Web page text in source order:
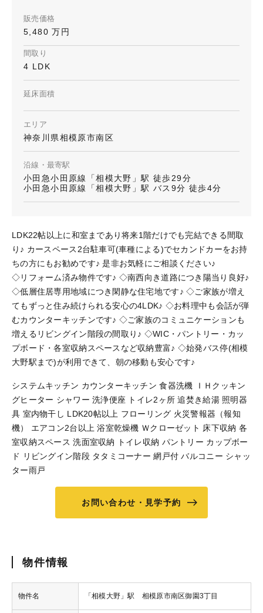
販売価格
5,480 万円
間取り
4 LDK
延床面積
エリア
神奈川県相模原市南区
沿線・最寄駅
小田急小田原線「相模大野」駅 徒歩29分
小田急小田原線「相模大野」駅 バス9分 徒歩4分
LDK22帖以上に和室まであり将来1階だけでも完結できる間取
り♪ カースペース2台駐車可(車種による)でセカンドカーをお持
ちの方にもお勧めです♪ 是非お気軽にご相談ください♪
◇リフォーム済み物件です♪ ◇南西向き道路につき陽当り良好♪
◇低層住居専用地域につき閑静な住宅地です♪ ◇ご家族が増え
てもずっと住み続けられる安心の4LDK♪ ◇お料理中も会話が弾
むカウンターキッチンです♪ ◇ご家族のコミュニケーションも
増えるリビングイン階段の間取り♪ ◇WIC・パントリー・カッ
プボード・各室収納スペースなど収納豊富♪ ◇始発バス停(相模
大野駅まで)が利用できて、朝の移動も安心です♪
システムキッチン カウンターキッチン 食器洗機 ＩＨクッキン
グヒーター シャワー 洗浄便座 トイレ2ヶ所 追焚き給湯 照明器
具 室内物干し LDK20帖以上 フローリング 火災警報器（報知
機） エアコン2台以上 浴室乾燥機 Ｗクローゼット 床下収納 各
室収納スペース 洗面室収納 トイレ収納 パントリー カップボー
ド リビングイン階段 タタミコーナー 網戸付 バルコニー シャッ
ター雨戸
お問い合わせ・見学予約
物件情報
物件名 「相模大野」駅 相模原市南区御園3丁目